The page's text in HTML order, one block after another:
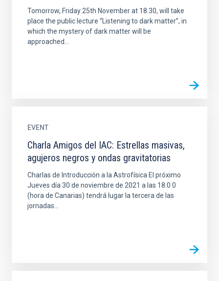
Tomorrow, Friday 25th November at 18.30, will take
place the public lecture “Listening to dark matter”, in
which the mystery of dark matter will be
approached...
EVENT
Charla Amigos del IAC: Estrellas masivas,
agujeros negros y ondas gravitatorias
Charlas de Introducción a la Astrofísica El próximo
Jueves día 30 de noviembre de 2021 a las 18:0 0
(hora de Canarias) tendrá lugar la tercera de las
jornadas...